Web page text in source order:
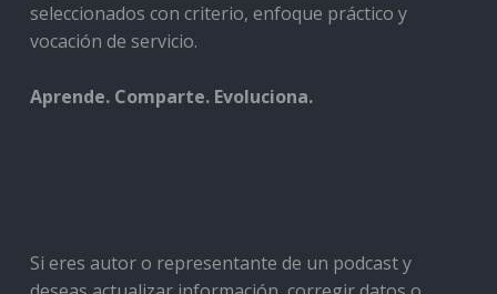
seleccionados con criterio, enfoque práctico y
vocación de servicio.
Aprende. Comparte. Evoluciona.
Si eres autor o representante de un podcast y